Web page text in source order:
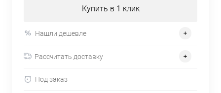
Купить в 1 клик
Нашли дешевле
Рассчитать доставку
Под заказ